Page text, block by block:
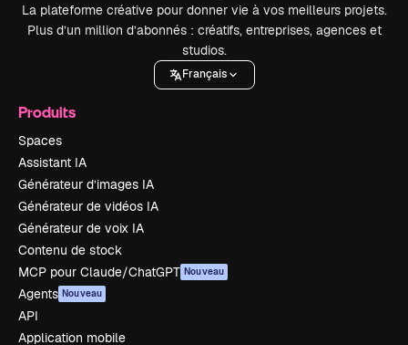
La plateforme créative pour donner vie à vos meilleurs projets.
Plus d’un million d’abonnés : créatifs, entreprises, agences et
studios.
Français
Produits
Spaces
Assistant IA
Générateur d’images IA
Générateur de vidéos IA
Générateur de voix IA
Contenu de stock
MCP pour Claude/ChatGPT Nouveau
Agents Nouveau
API
Application mobile